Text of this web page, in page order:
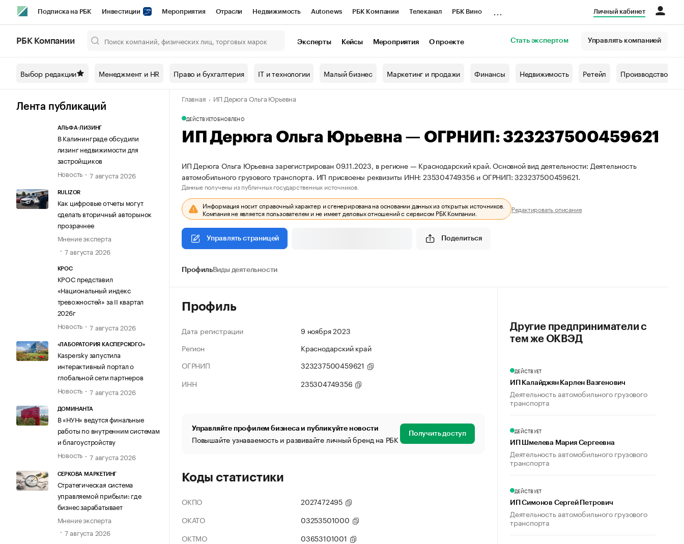
Подписка на РБК Инвестиции Мероприятия Отрасли Недвижимость Autonews РБК Компании Телеканал РБК Вино
Спецпроекты СПб Конференции СПб Спецпроекты Проверка контрагентов
Технологии и медиа Рынок наличной валюты
Личный кабинет
РБК Компании Эксперты Кейсы Мероприятия О проекте Стать экспертом Управлять компанией
Выбор редакции Менеджмент и HR Право и бухгалтерия IT и технологии Малый бизнес Маркетинг и продажи Финансы Недвижимость Ретейл Производство
Лента публикаций
АЛЬФА-ЛИЗИНГ
В Калининграде обсудили
лизинг недвижимости для
застройщиков
Новость
7 августа 2026
RULIZOR
Как цифровые отчеты могут
сделать вторичный авторынок
прозрачнее
Мнение эксперта
7 августа 2026
КРОС
КРОС представил
«Национальный индекс
тревожностей» за II квартал
2026г
Новость
7 августа 2026
«ЛАБОРАТОРИЯ КАСПЕРСКОГО»
Kaspersky запустила
интерактивный портал о
глобальной сети партнеров
Новость
7 августа 2026
ДОМИНАНТА
В «НУН» ведутся финальные
работы по внутренним системам
и благоустройству
Новость
7 августа 2026
СЕРКОВА МАРКЕТИНГ
Стратегическая система
управляемой прибыли: где
бизнес зарабатывает
Мнение эксперта
7 августа 2026
Главная ИП Дерюга Ольга Юрьевна
ДЕЙСТВУЕТОБНОВЛЕНО
ИП Дерюга Ольга Юрьевна — ОГРНИП: 323237500459621
ИП Дерюга Ольга Юрьевна зарегистрирован 09.11.2023, в регионе — Краснодарский край. Основной вид деятельности: Деятельность
автомобильного грузового транспорта. ИП присвоены реквизиты ИНН: 235304749356 и ОГРНИП: 323237500459621.
Данные получены из публичных государственных источников.
Информация носит справочный характер и сгенерирована на основании данных из открытых источников.
Компания не является пользователем и не имеет деловых отношений с сервисом РБК Компании. Редактировать описание
Управлять страницей Поделиться
ПрофильВиды деятельности
Профиль
Дата регистрации
9 ноября 2023
Регион
Краснодарский край
ОГРНИП
323237500459621
ИНН
235304749356
Управляйте профилем бизнеса и публикуйте новости
Повышайте узнаваемость и развивайте личный бренд на РБК Получить доступ
Коды статистики
ОКПО
2027472495
ОКАТО
03253501000
ОКТМО
03653101001
Другие предприниматели с
тем же ОКВЭД
ДЕЙСТВУЕТ
ИП Калайджян Карлен Вазгенович
Деятельность автомобильного грузового
транспорта
ДЕЙСТВУЕТ
ИП Шмелева Мария Сергеевна
Деятельность автомобильного грузового
транспорта
ДЕЙСТВУЕТ
ИП Симонов Сергей Петрович
Деятельность автомобильного грузового
транспорта